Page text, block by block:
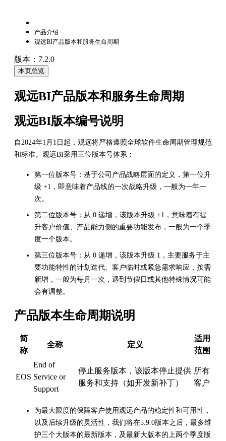
产品介绍
观远BI产品版本和服务生命周期
版本：7.2.0
本页总览
观远BI产品版本和服务生命周期
观远BI版本编号说明
自2024年1月1日起，观远将严格遵照全球软件生命周期管理规范
和标准。观远BI采用三位版本号体系：
第一位版本号：基于公司产品战略层面的定义，第一位升
级 +1，即意味着产品线的一次战略升级，一般为一年一
次。
第二位版本号：从 0 递增，该版本升级 +1，意味着有提
升客户价值、产品能力侧的重要功能发布，一般为一个季
度一个版本。
第三位版本号：从 0 递增，该版本升级 1，主要服务于主
要功能特性的计划迭代、客户临时或紧急需求响应，按需
新增，一般为每月一次，遇到节假日或其他特殊情况可能
会有调整。
产品版本生命周期说明
简
称
全称 定义
适用
范围
EOS
End of
Service or
Support
停止服务版本，该版本停止提供
服务和支持（如开发新补丁）
所有
客户
为最大限度的保障客户使用观远产品的稳定性和可用性，
以及后续升级的灵活性，我们将在5.9.0版本之后，最多维
护三个大版本的最新版本，及最新大版本的上两个季度版